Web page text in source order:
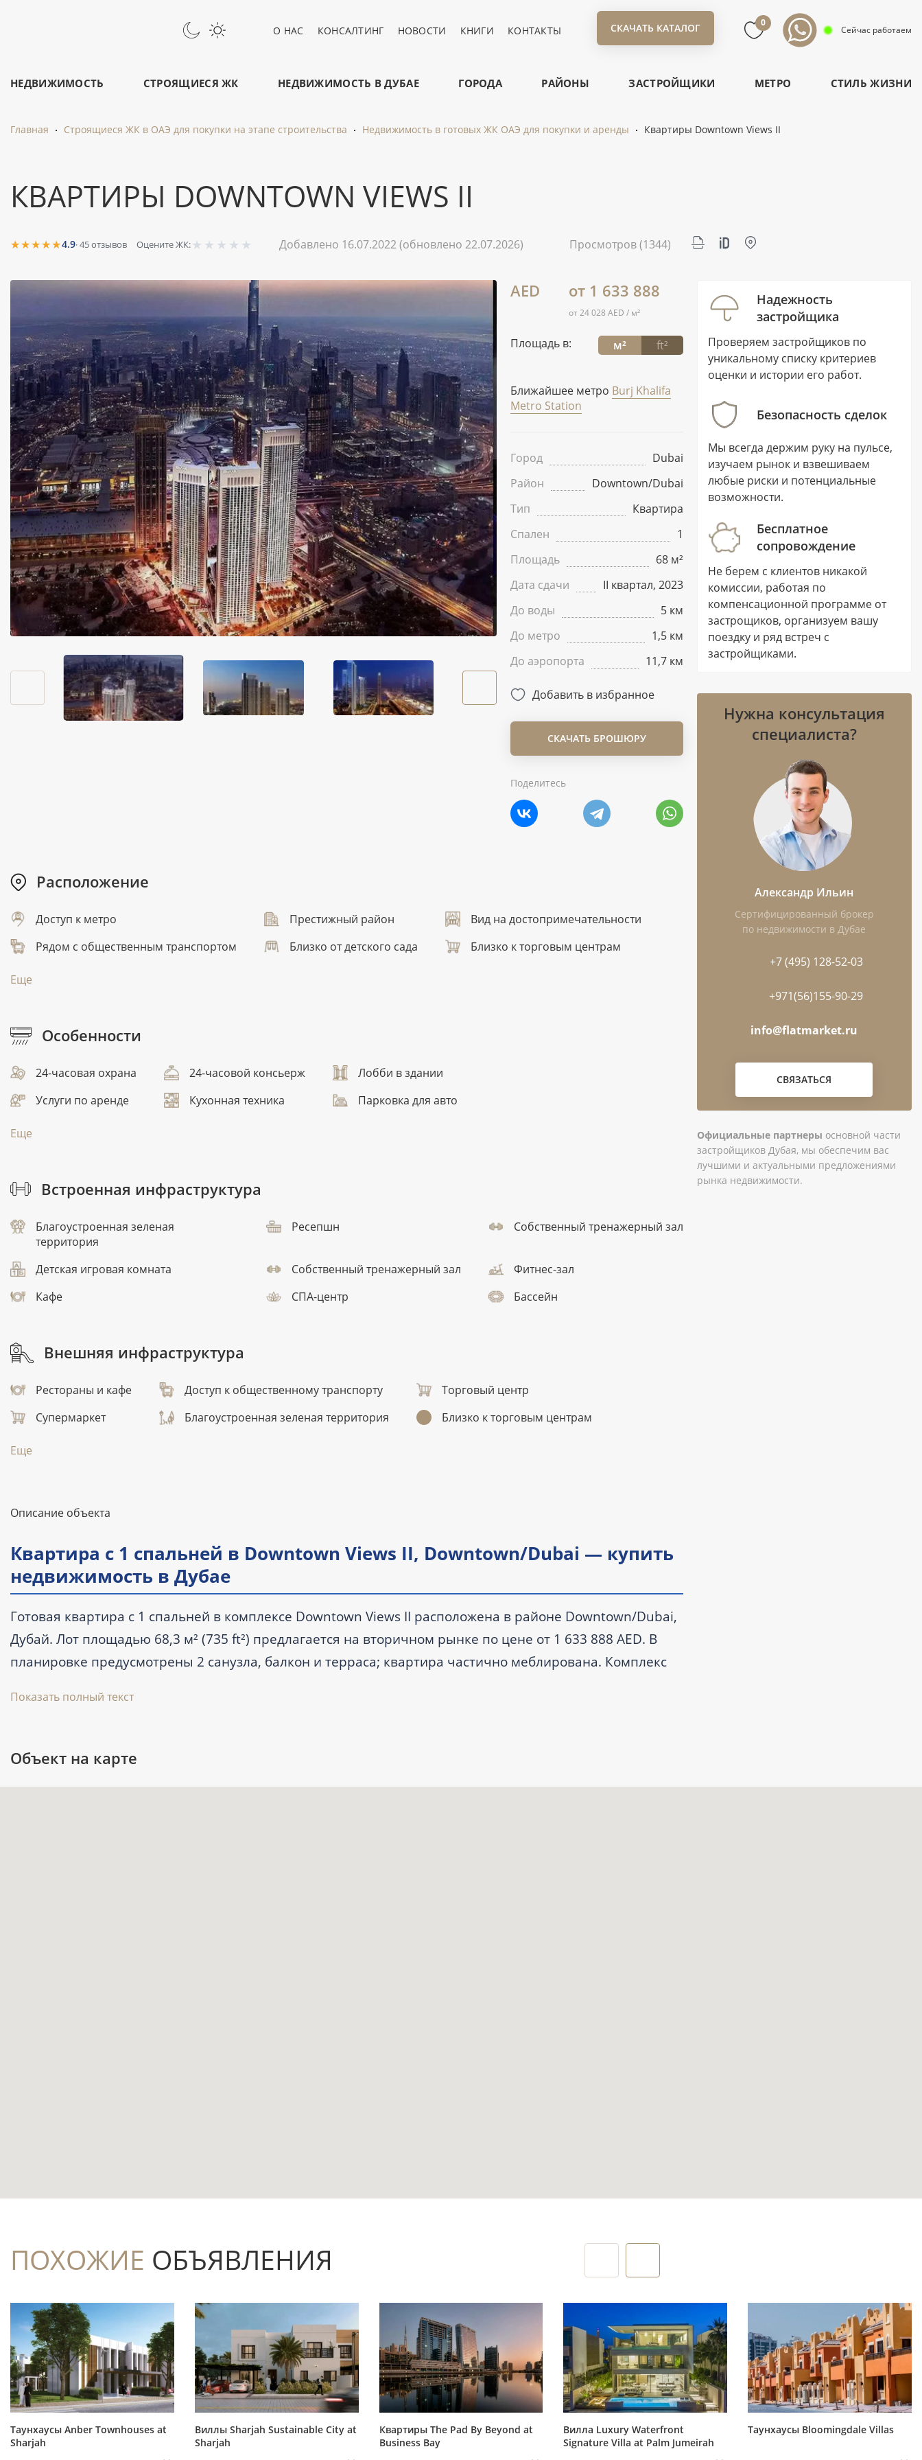
О НАС КОНСАЛТИНГ НОВОСТИ КНИГИ КОНТАКТЫ СКАЧАТЬ КАТАЛОГ 0
Сейчас работаем
НЕДВИЖИМОСТЬ СТРОЯЩИЕСЯ ЖК НЕДВИЖИМОСТЬ В ДУБАЕ ГОРОДА РАЙОНЫ ЗАСТРОЙЩИКИ МЕТРО СТИЛЬ ЖИЗНИ
Главная Строящиеся ЖК в ОАЭ для покупки на этапе строительства Недвижимость в готовых ЖК ОАЭ для покупки и аренды Квартиры Downtown Views II
КВАРТИРЫ DOWNTOWN VIEWS II
★★★★★4.9·45отзывов Оцените ЖК:★ ★ ★ ★ ★ Добавлено 16.07.2022(обновлено 22.07.2026) Просмотров(1344)
AED от 1 633 888
от 24 028 AED / м²
Площадь в: м² ft²
Ближайшее метро Burj Khalifa
Metro Station
Город
Dubai
Район
Downtown/Dubai
Тип
Квартира
Спален
1
Площадь
68 м²
Дата сдачи
II квартал, 2023
До воды
5 км
До метро
1,5 км
До аэропорта
11,7 км
Добавить в избранное
СКАЧАТЬ БРОШЮРУ
Поделитесь
Расположение
Доступ к метро Престижный район
Вид на достопримечательности
Рядом с общественным транспортом
Близко от детского сада Близко к торговым центрам
Еще
Особенности
24-часовая охрана 24-часовой консьерж
Лобби в здании
Услуги по аренде
Кухонная техника Парковка для авто
Еще
Встроенная инфраструктура
Благоустроенная зеленая
территория
Ресепшн Собственный тренажерный зал
Детская игровая комната Собственный тренажерный зал
Фитнес-зал
Кафе
СПА-центр Бассейн
Внешняя инфраструктура
Рестораны и кафе Доступ к общественному транспорту
Торговый центр
Супермаркет
Благоустроенная зеленая территория Близко к торговым центрам
Еще
Описание объекта
Квартира с 1 спальней в Downtown Views II, Downtown/Dubai — купить
недвижимость в Дубае
Готовая квартира с 1 спальней в комплексе Downtown Views II расположена в районе Downtown/Dubai,
Дубай. Лот площадью 68,3 м² (735 ft²) предлагается на вторичном рынке по цене от 1 633 888 AED. В
планировке предусмотрены 2 санузла, балкон и терраса; квартира частично меблирована. Комплекс
и оценить состояние дома до сделки.
Ключевые характеристики
Тип: квартира с 1 спальней и 2 санузлами.
Балкон и терраса расширяют приватное пространство квартиры, а частичная меблировка может
сократить объём первичных бытовых задач после приобретения.
повседневного комфорта в высотном комплексе.
Расположение в Downtown/Dubai сочетает центральный адрес Дубая с доступом к городской
инфраструктуре и станции Burj Khalifa Metro Station в 1,5 км.
Покупка на вторичном рынке позволяет оценить реальное состояние квартиры, общих зон и
историю конкретного дома до заключения сделки.
Показать полный текст
Надежность
застройщика
Проверяем застройщиков по
уникальному списку критериев
оценки и истории его работ.
Безопасность сделок
Мы всегда держим руку на пульсе,
изучаем рынок и взвешиваем
любые риски и потенциальные
возможности.
Бесплатное
сопровождение
Не берем с клиентов никакой
комиссии, работая по
компенсационной программе от
застрощиков, организуем вашу
поездку и ряд встреч с
застройщиками.
Нужна консультация
специалиста?
Александр Ильин
Сертифицированный брокер
по недвижимости в Дубае
+7 (495) 128-52-03
+971(56)155-90-29
info@flatmarket.ru
СВЯЗАТЬСЯ
Официальные партнеры основной части
застройщиков Дубая, мы обеспечим вас
лучшими и актуальными предложениями
рынка недвижимости.
Объект на карте
ПОХОЖИЕ ОБЪЯВЛЕНИЯ
Таунхаусы Anber Townhouses at
Sharjah
Виллы Sharjah Sustainable City at
Sharjah
Квартиры The Pad By Beyond at
Business Bay
Вилла Luxury Waterfront
Signature Villa at Palm Jumeirah
Таунхаусы Bloomingdale Villas